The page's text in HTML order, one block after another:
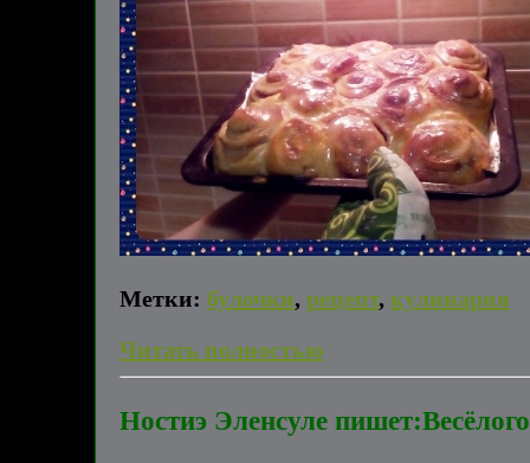
Метки: булочки, рецепт, кулинария
Читать полностью
Ностиэ Эленсуле